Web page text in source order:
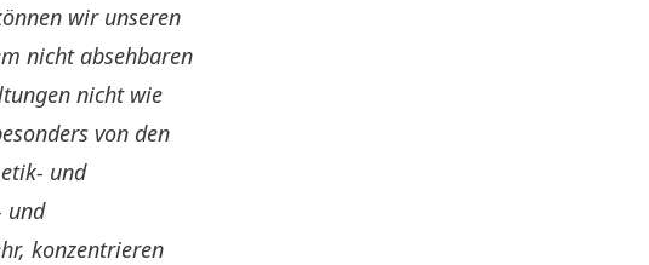
wir unseren
nicht absehbaren
nicht wie
von den
und
und
konzentrieren